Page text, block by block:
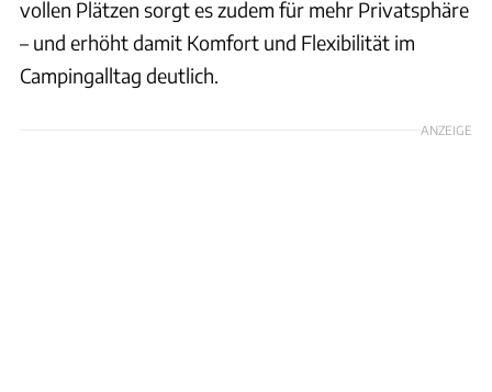
vollen Plätzen sorgt es zudem für mehr Privatsphäre
– und erhöht damit Komfort und Flexibilität im
Campingalltag deutlich.
ANZEIGE